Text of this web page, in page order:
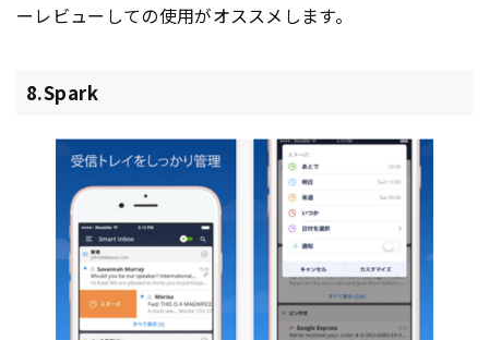
ーレビューしての使用がオススメします。
8.Spark